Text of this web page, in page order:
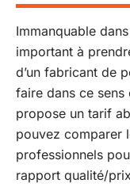
Immanquable
important à
d’un fabricant de
faire dans ce
propose un tarif
pouvez comparer
professionnels
rapport qualité/